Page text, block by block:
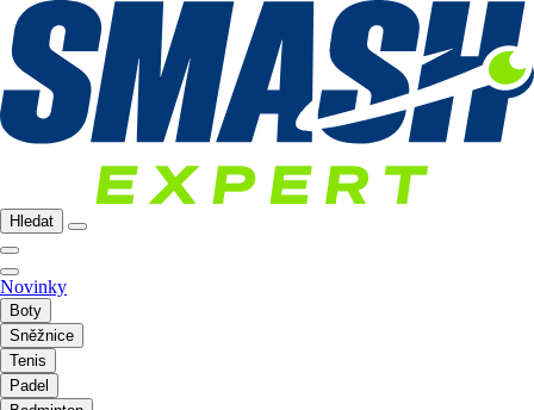
Hledat
Novinky
Boty
Sněžnice
Tenis
Padel